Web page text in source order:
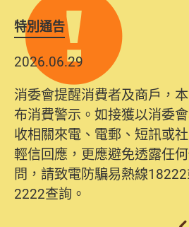
特別通告
2026.06.29
消委會提醒消費者及商戶，
布消費警示。如接獲以消委
收相關來電、電郵、短訊或
輕信回應，更應避免透露任
問，請致電防騙易熱線
2222查詢。